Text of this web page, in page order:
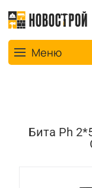
ToggleМеню
Бита Ph